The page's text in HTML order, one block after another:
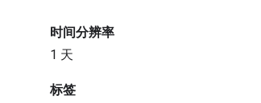
时间分辨率
1 天
标签